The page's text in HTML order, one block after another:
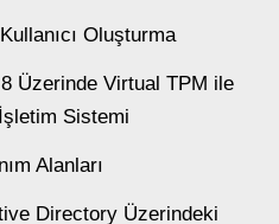
Oluşturma
Üzerinde Virtual TPM ile
Sistemi
Alanları
Directory Üzerindeki